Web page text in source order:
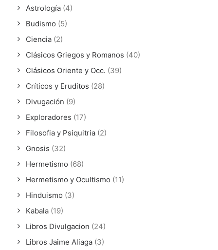
Astrología (4)
Budismo (5)
Ciencia (2)
Clásicos Griegos y Romanos (40)
Clásicos Oriente y Occ. (39)
Críticos y Eruditos (28)
Divugación (9)
Exploradores (17)
Filosofia y Psiquitria (2)
Gnosis (32)
Hermetismo (68)
Hermetismo y Ocultismo (11)
Hinduismo (3)
Kabala (19)
Libros Divulgacion (24)
Libros Jaime Aliaga (3)